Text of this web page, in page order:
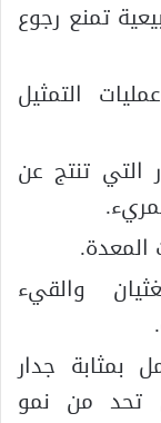
تمنع رجوع
التمثيل
التي تنتج عن
المعدة.
والقيء
بمثابة جدار
تحد من نمو